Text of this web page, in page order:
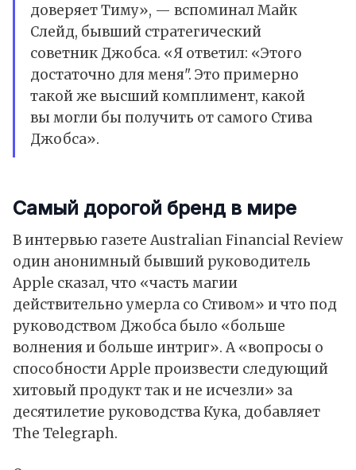
доверяет Тиму», — вспоминал Майк
Слейд, бывший стратегический
советник Джобса. «Я ответил: «Этого
достаточно для меня". Это примерно
такой же высший комплимент, какой
вы могли бы получить от самого Стива
Джобса».
Самый дорогой бренд в мире
В интервью газете Australian Financial Review
один анонимный бывший руководитель
Apple сказал, что «часть магии
действительно умерла со Стивом» и что под
руководством Джобса было «больше
волнения и больше интриг». А «вопросы о
способности Apple произвести следующий
хитовый продукт так и не исчезли» за
десятилетие руководства Кука, добавляет
The Telegraph.